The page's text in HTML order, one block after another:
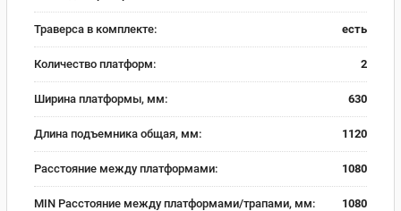
Траверса в комплекте: есть
Количество платформ: 2
Ширина платформы, мм: 630
Длина подъемника общая, мм: 1120
Расстояние между платформами: 1080
MIN Расстояние между платформами/трапами, мм: 1080